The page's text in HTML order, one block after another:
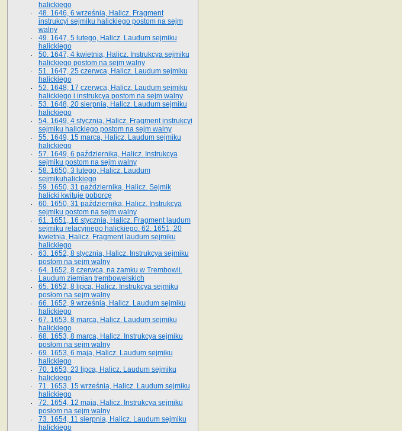
halickiego
48. 1646, 6 września, Halicz. Fragment
instrukcyi sejmiku halickiego postom na sejm
walny
49. 1647, 5 lutego, Halicz. Laudum sejmiku
halickiego
50. 1647, 4 kwietnia, Halicz. Instrukcya sejmiku
halickiego postom na sejm walny
51. 1647, 25 czerwca, Halicz. Laudum sejmiku
halickiego
52. 1648, 17 czerwca, Halicz. Laudum sejmiku
halickiego i instrukcya postom na sejm walny
53. 1648, 20 sierpnia, Halicz. Laudum sejmiku
halickiego
54. 1649, 4 stycznia, Halicz. Fragment instrukcyi
sejmiku halickiego postom na sejm walny
55. 1649, 15 marca, Halicz. Laudum sejmiku
halickiego
57. 1649, 6 października, Halicz. Instrukcya
sejmiku postom na sejm walny
58. 1650, 3 lutego, Halicz. Laudum
sejmikuhalickiego
59. 1650, 31 października, Halicz. Sejmik
halicki kwituje poborcę
60. 1650, 31 października, Halicz. Instrukcya
sejmiku postom na sejm walny
61. 1651, 16 stycznia, Halicz. Fragment laudum
sejmiku relacyjnego halickiego. 62. 1651, 20
kwietnia, Halicz. Fragment laudum sejmiku
halickiego
63. 1652, 8 stycznia, Halicz. Instrukcya sejmiku
postom na sejm walny
64. 1652, 8 czerwca, na zamku w Trembowli.
Laudum ziemian trembowelskich
65. 1652, 8 lipca, Halicz. Instrukcya sejmiku
posłom na sejm walny
66. 1652, 9 września, Halicz. Laudum sejmiku
halickiego
67. 1653, 8 marca, Halicz. Laudum sejmiku
halickiego
68. 1653, 8 marca, Halicz. Instrukcya sejmiku
posłom na sejm walny
69. 1653, 6 maja, Halicz. Laudum sejmiku
halickiego
70. 1653, 23 lipca, Halicz. Laudum sejmiku
halickiego
71. 1653, 15 września, Halicz. Laudum sejmiku
halickiego
72. 1654, 12 maja, Halicz. Instrukcya sejmiku
posłom na sejm walny
73. 1654, 11 sierpnia, Halicz. Laudum sejmiku
halickiego